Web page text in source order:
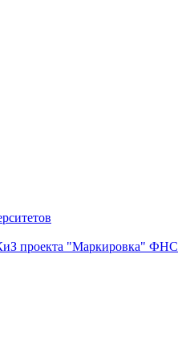
проекта "Маркировка" ФНС